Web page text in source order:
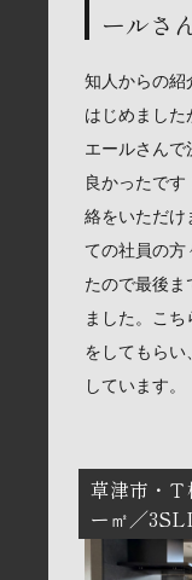
ールさ
知人からの紹
はじめました
エールさん
良かったで
絡をいただけ
ての社員の
たので最後
ました。こ
をしてもら
しています。
草津市
ー㎡